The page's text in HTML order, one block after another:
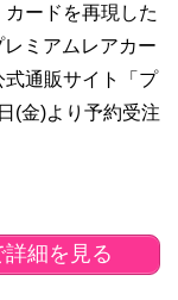
ードを再現した
レミアムレアカー
式通販サイト「プ
(金)より予約受注
細を見る